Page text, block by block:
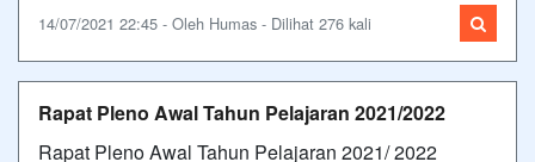
14/07/2021 22:45 - Oleh Humas - Dilihat 276 kali
Rapat Pleno Awal Tahun Pelajaran 2021/2022
Rapat Pleno Awal Tahun Pelajaran 2021/ 2022